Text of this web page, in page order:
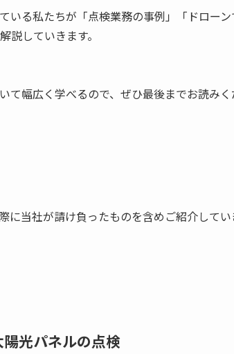
いる私たちが「点検業務の事例」「ドロー
説していきます。
て幅広く学べるので、ぜひ最後までお読み
に当社が請け負ったものを含めご紹介して
光パネルの点検